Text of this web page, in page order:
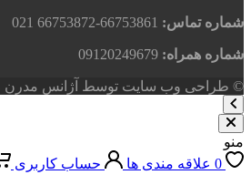
شماره تماس:
شماره همراه:
© طراحی وب سایت توسط آژانس مدرن
منو
0 علاقه مندی ها حساب کاربری